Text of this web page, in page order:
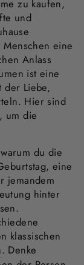
zu kaufen,
und
eine
Anlass
ist eine
der Liebe,
Hier sind
um die
du die
eine
jemandem
hinter
klassischen
. Denke